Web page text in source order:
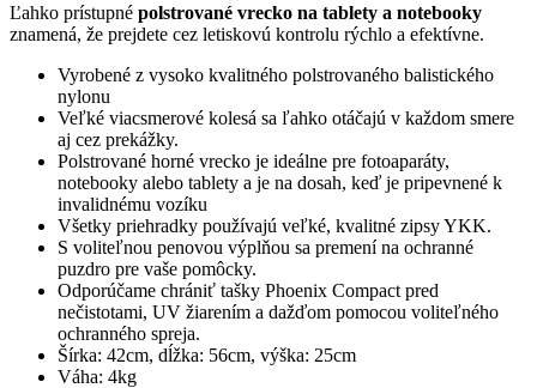
Ľahko prístupné polstrované vrecko na tablety a notebooky
znamená, že prejdete cez letiskovú kontrolu rýchlo a efektívne.
Vyrobené z vysoko kvalitného polstrovaného balistického
nylonu
Veľké viacsmerové kolesá sa ľahko otáčajú v každom smere
aj cez prekážky.
Polstrované horné vrecko je ideálne pre fotoaparáty,
notebooky alebo tablety a je na dosah, keď je pripevnené k
invalidnému vozíku
Všetky priehradky používajú veľké, kvalitné zipsy YKK.
S voliteľnou penovou výplňou sa premení na ochranné
puzdro pre vaše pomôcky.
Odporúčame chrániť tašky Phoenix Compact pred
nečistotami, UV žiarením a dažďom pomocou voliteľného
ochranného spreja.
Šírka: 42cm, dĺžka: 56cm, výška: 25cm
Váha: 4kg